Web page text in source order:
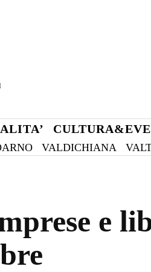
VALDICHIANA
e